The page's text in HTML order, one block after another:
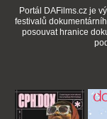
Portál DAFilms.cz je
festivalů
posouvat hranice